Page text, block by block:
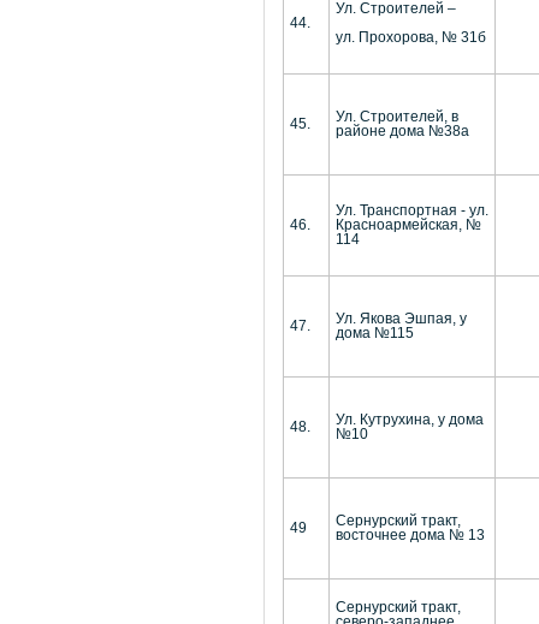
44.
Ул. Строителей –
ул. Прохорова, № 31б
45.
Ул. Строителей, в
районе дома №38а
46.
Ул. Транспортная - ул.
Красноармейская, №
114
47.
Ул. Якова Эшпая, у
дома №115
48.
Ул. Кутрухина, у дома
№10
49
Сернурский тракт,
восточнее дома № 13
Сернурский тракт,